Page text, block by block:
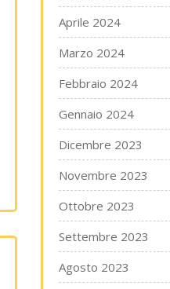
Aprile 2024
Marzo 2024
Febbraio 2024
Gennaio 2024
Dicembre 2023
Novembre 2023
Ottobre 2023
Settembre 2023
Agosto 2023